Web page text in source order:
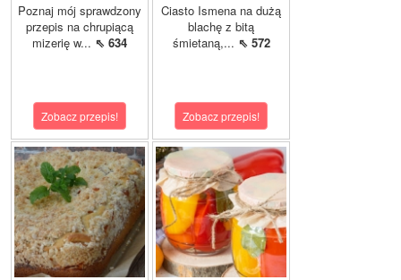
Poznaj mój sprawdzony
przepis na chrupiącą
mizerię w... ⇖ 634
Zobacz przepis!
Ciasto Ismena na dużą
blachę z bitą
śmietaną,... ⇖ 572
Zobacz przepis!